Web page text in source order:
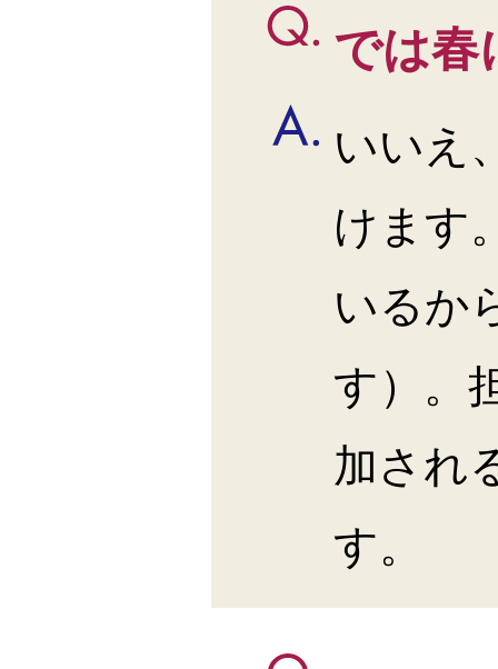
では春
いいえ
けます
いるか
す）。
加され
す。